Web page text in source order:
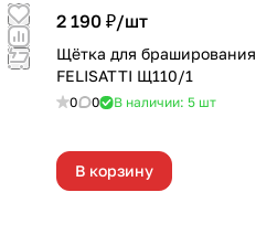
2 190 ₽/шт
Щётка для браширования
FELISATTI Щ110/1
0 0 В наличии: 5 шт
В корзину